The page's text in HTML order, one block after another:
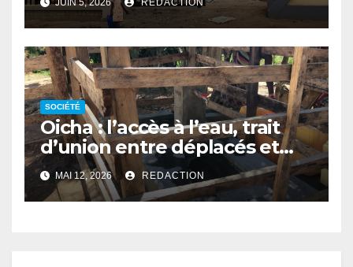
JUIN 5, 2026 REDACTION
SOCIÉTÉ
Oicha : l’accès à l’eau, trait
d’union entre déplacés et
populations hôtes
MAI 12, 2026 REDACTION